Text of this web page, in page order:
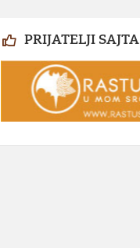
PRIJATELJI SAJTA